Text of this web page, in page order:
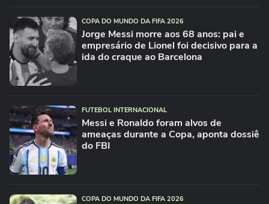
COPA DO MUNDO DA FIFA 2026
Jorge Messi morre aos 68 anos: pai e
empresário de Lionel foi decisivo para a
ida do craque ao Barcelona
FUTEBOL INTERNACIONAL
Messi e Ronaldo foram alvos de
ameaças durante a Copa, aponta dossiê
do FBI
COPA DO MUNDO DA FIFA 2026